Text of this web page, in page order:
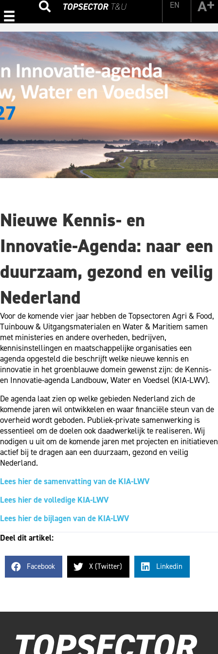
EN
Zoeken
Nieuwe Kennis- en
Innovatie-Agenda: naar een
duurzaam, gezond en veilig
Nederland
Voor de komende vier jaar hebben de Topsectoren Agri & Food,
Tuinbouw & Uitgangsmaterialen en Water & Maritiem samen
met ministeries en andere overheden, bedrijven,
kennisinstellingen en maatschappelijke organisaties een
agenda opgesteld die beschrijft welke nieuwe kennis en
innovatie in het groenblauwe domein gewenst zijn: de Kennis-
en Innovatie-agenda Landbouw, Water en Voedsel (KIA-LWV).
De agenda laat zien op welke gebieden Nederland zich de
komende jaren wil ontwikkelen en waar financiële steun van de
overheid wordt geboden. Publiek-private samenwerking is
essentieel om de doelen ook daadwerkelijk te realiseren. Wij
nodigen u uit om de komende jaren met projecten en initiatieven
actief bij te dragen aan een duurzaam, gezond en veilig
Nederland.
Lees hier de samenvatting van de KIA-LWV
Lees hier de volledige KIA-LWV
Lees hier de bijlagen van de KIA-LWV
Deel dit artikel:
Facebook X (Twitter) Linkedin